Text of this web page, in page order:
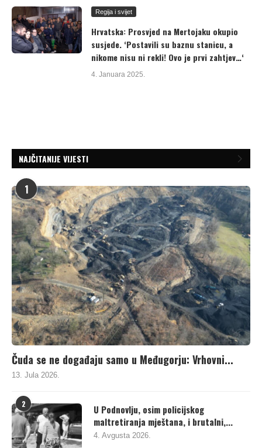
Regija i svijet
Hrvatska: Prosvjed na Mertojaku okupio
susjede. ‘Postavili su baznu stanicu, a
nikome nisu ni rekli! Ovo je prvi zahtjev…‘
4. Januara 2025.
NAJČITANIJE VIJESTI
1
Čuda se ne događaju samo u Međugorju: Vrhovni...
13. Jula 2026.
2
U Podnovlju, osim policijskog
maltretiranja mještana, i brutalni,...
4. Avgusta 2026.